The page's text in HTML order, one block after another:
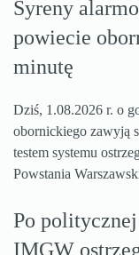
Syreny
powiecie
minutę
Dziś, 1.08.2026 r. o
obornickiego zawyją
testem systemu
Powstania
Po
IMGW